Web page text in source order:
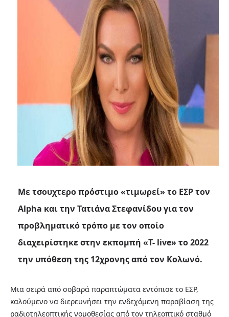
Με τσουχτερο πρόστιμο «τιμωρεί» το ΕΣΡ τον
Alpha και την Τατιάνα Στεφανίδου για τον
προβληματικό τρόπο με τον οποίο
διαχειρίστηκε στην εκπομπή «T- live» το 2022
την υπόθεση της 12χρονης από τον Κολωνό.
Μια σειρά από σοβαρά παραπτώματα εντόπισε το ΕΣΡ,
καλούμενο να διερευνήσει την ενδεχόμενη παραβίαση της
ραδιοτηλεοπτικής νομοθεσίας από τον τηλεοπτικό σταθμό